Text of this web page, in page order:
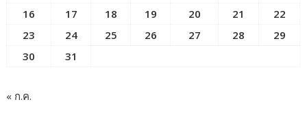
16
17 18 19 20 21
22
23
24 25 26 27 28
29
30
31
« ก.ค.